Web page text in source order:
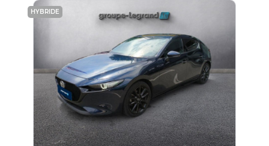
HYBRIDE